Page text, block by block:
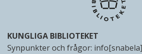
KUNGLIGA BIBLIOTEKET
Synpunkter och frågor: